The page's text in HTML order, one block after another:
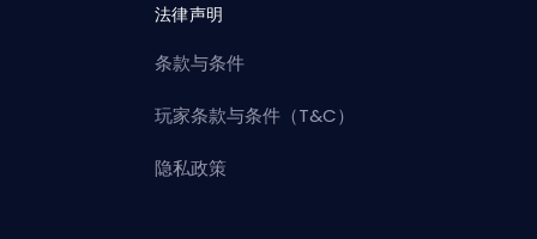
法律声明
条款与条件
玩家条款与条件（T&C）
隐私政策